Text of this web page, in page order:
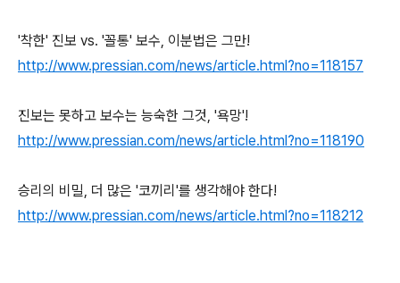
'착한' 진보 vs. '꼴통' 보수, 이분법은 그만!
http://www.pressian.com/news/article.html?no=118157
진보는 못하고 보수는 능숙한 그것, '욕망'!
http://www.pressian.com/news/article.html?no=118190
승리의 비밀, 더 많은 '코끼리'를 생각해야 한다!
http://www.pressian.com/news/article.html?no=118212